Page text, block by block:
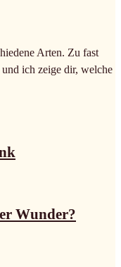
Arten. Zu fast
ich zeige dir, welche
Wunder?